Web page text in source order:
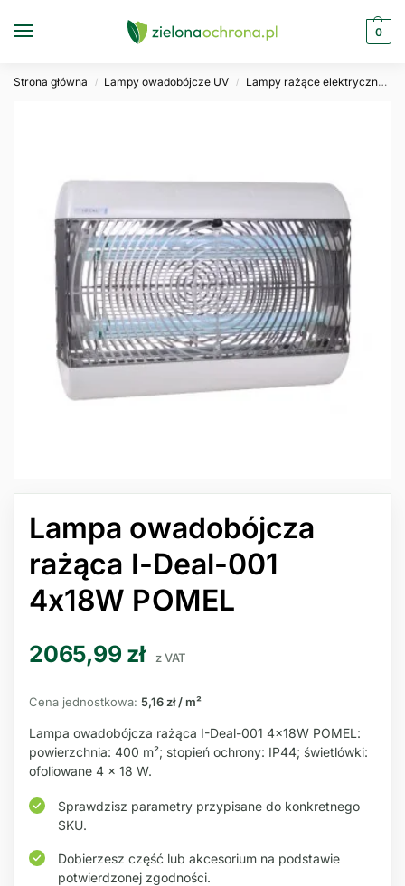
0
Strona główna / Lampy owadobójcze UV / Lampy rażące elektryczne
Lampa owadobójcza
rażąca I-Deal-001
4x18W POMEL
2065,99 zł z VAT
Cena jednostkowa: 5,16 zł / m²
Lampa owadobójcza rażąca I-Deal-001 4x18W POMEL:
powierzchnia: 400 m²; stopień ochrony: IP44; świetlówki:
ofoliowane 4 × 18 W.
Sprawdzisz parametry przypisane do konkretnego
SKU.
Dobierzesz część lub akcesorium na podstawie
potwierdzonej zgodności.